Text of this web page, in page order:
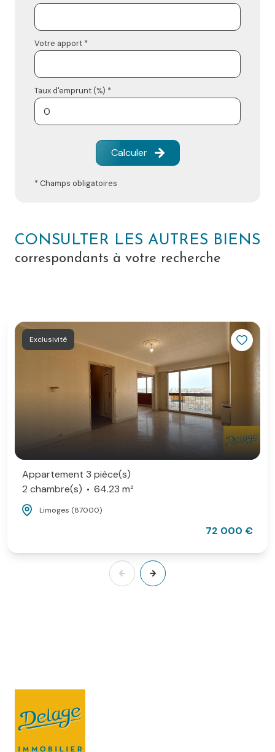
Votre apport *
Taux d'emprunt (%) *
Calculer
* Champs obligatoires
CONSULTER LES AUTRES BIENS
correspondants à votre recherche
Exclusivité
Appartement 3 pièce(s)
2 chambre(s)
64.23 m²
Limoges (87000)
72 000 €